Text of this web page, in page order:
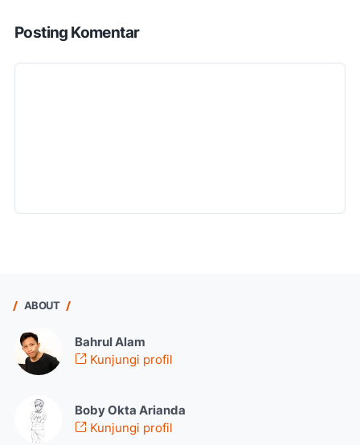
Posting Komentar
ABOUT
Bahrul Alam
Kunjungi profil
Boby Okta Arianda
Kunjungi profil